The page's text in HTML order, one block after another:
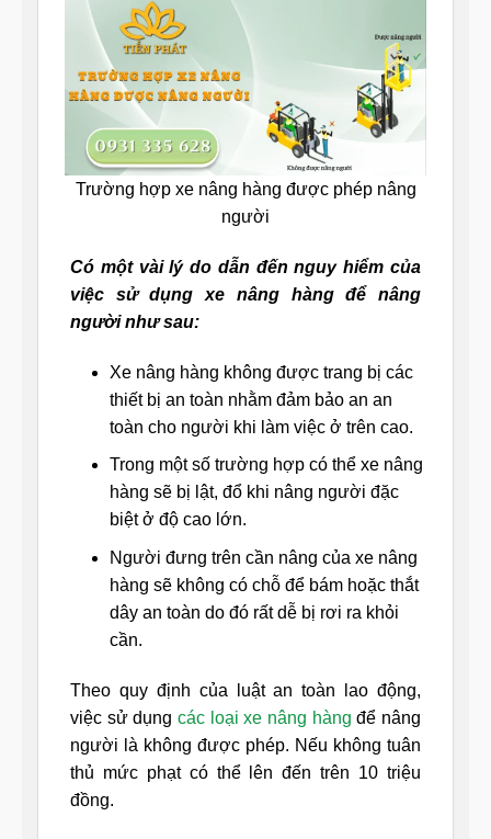
Trường hợp xe nâng hàng được phép nâng
người
Có một vài lý do dẫn đến nguy hiểm của
việc sử dụng xe nâng hàng để nâng
người như sau:
Xe nâng hàng không được trang bị các
thiết bị an toàn nhằm đảm bảo an an
toàn cho người khi làm việc ở trên cao.
Trong một số trường hợp có thể xe nâng
hàng sẽ bị lật, đổ khi nâng người đặc
biệt ở độ cao lớn.
Người đưng trên cần nâng của xe nâng
hàng sẽ không có chỗ để bám hoặc thắt
dây an toàn do đó rất dễ bị rơi ra khỏi
cần.
Theo quy định của luật an toàn lao động,
việc sử dụng các loại xe nâng hàng để nâng
người là không được phép. Nếu không tuân
thủ mức phạt có thể lên đến trên 10 triệu
đồng.